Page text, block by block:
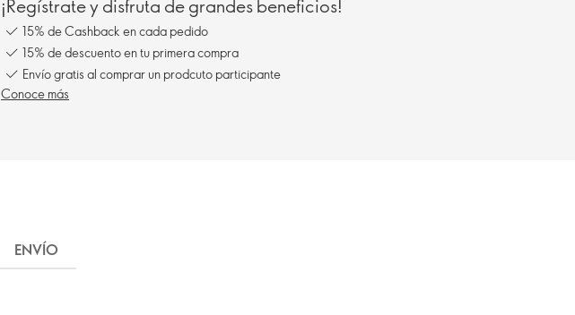
¡Regístrate y disfruta de grandes beneficios!
15% de Cashback en cada pedido
15% de descuento en tu primera compra
Envío gratis al comprar un prodcuto participante
Conoce más
ENVÍO